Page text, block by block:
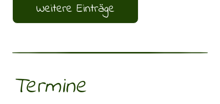
Weitere Einträge
Termine